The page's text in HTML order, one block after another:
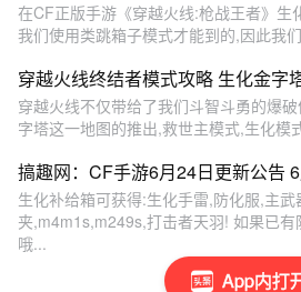
App内打
在CF正版手游《穿越火线:枪战王者》生
我们使用类跳箱子模式才能到的,因此我
穿越火线终结者模式攻略 生化金字
穿越火线不仅带给了我们斗智斗勇的爆
字塔这一地图的推出,救世主模式,生化模
搞趣网：CF手游6月24日更新公告
生化补给箱可获得:生化手雷,防化服,主武
夹,m4m1s,m249s,打击者天羽! 如果已
哦...